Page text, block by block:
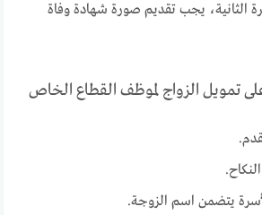
الثانية، يجب تقديم صورة شهادة وفاة
تمويل الزواج لموظف القطاع الخاص
يتضمن اسم الزوجة.